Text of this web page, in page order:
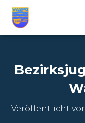
Veröffentlicht